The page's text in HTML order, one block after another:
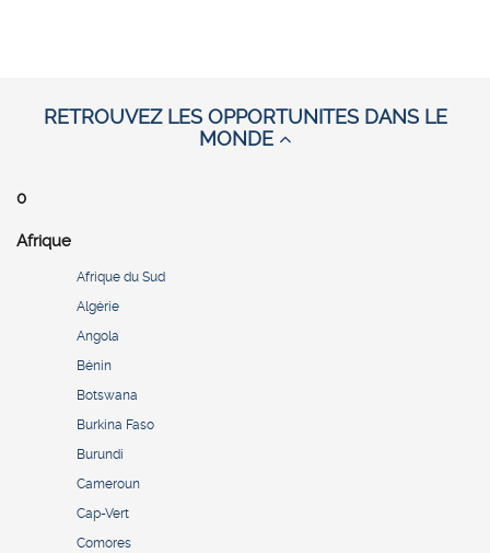
RETROUVEZ LES OPPORTUNITES DANS LE
MONDE
0
Afrique
Afrique du Sud
Algérie
Angola
Bénin
Botswana
Burkina Faso
Burundi
Cameroun
Cap-Vert
Comores